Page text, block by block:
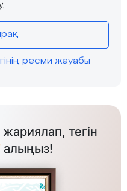
ресми жауабы
тегін
алыңыз!